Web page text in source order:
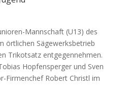
Mannschaft (U13) des
örtlichen Sägewerksbetrieb
Trikotsatz entgegennehmen.
Hopfensperger und Sven
Firmenchef Robert Christl im